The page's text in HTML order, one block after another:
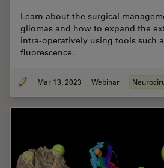
Learn about the surgical
gliomas and how to expand the
intra-operatively using tools such
fluorescence.
Mar 13, 2023 Webinar